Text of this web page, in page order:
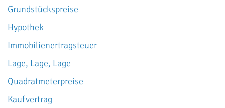
Grundstückspreise
Hypothek
Immobilienertragsteuer
Lage, Lage, Lage
Quadratmeterpreise
Kaufvertrag